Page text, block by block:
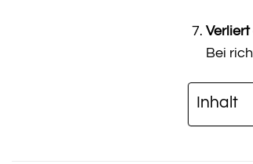
Bei
Inhalt